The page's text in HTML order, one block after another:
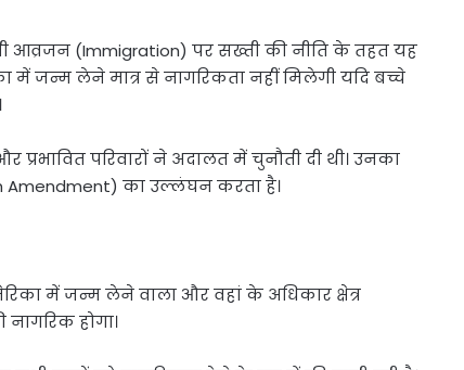
आव्रजन (Immigration) पर सख्ती की नीति के तहत यह
में जन्म लेने मात्र से नागरिकता नहीं मिलेगी यदि बच्चे
परिवारों ने अदालत में चुनौती दी थी। उनका
का उल्लंघन करता है।
में जन्म लेने वाला और वहां के अधिकार क्षेत्र
होगा।